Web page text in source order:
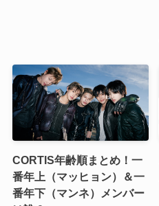
CORTIS年齢順まとめ！一
番年上（マッヒョン）＆一
番年下（マンネ）メンバー